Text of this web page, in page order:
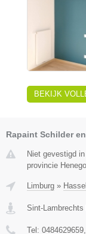
BEKIJK
Rapaint Schilder
Niet gevestigd
provincie
Limburg »
Sint-
Tel: 0484629659